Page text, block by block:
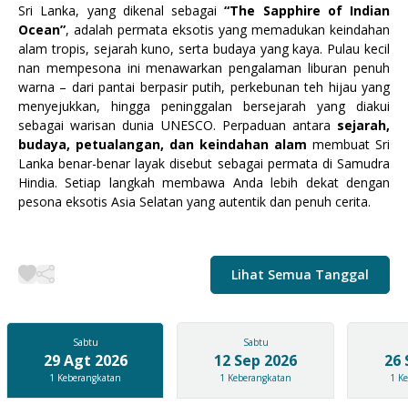
Sri Lanka, yang dikenal sebagai“The Sapphire of Indian
Ocean”, adalah permata eksotis yang memadukan keindahan
alam tropis, sejarah kuno, serta budaya yang kaya. Pulau kecil
nan mempesona ini menawarkan pengalaman liburan penuh
warna – dari pantai berpasir putih, perkebunan teh hijau yang
menyejukkan, hingga peninggalan bersejarah yang diakui
sebagai warisan dunia UNESCO. Perpaduan antara sejarah,
budaya, petualangan, dan keindahan alam membuat Sri
Lanka benar-benar layak disebut sebagai permata di Samudra
Hindia. Setiap langkah membawa Anda lebih dekat dengan
pesona eksotis Asia Selatan yang autentik dan penuh cerita.
Lihat Semua Tanggal
Sabtu
29 Agt 2026
1 Keberangkatan
Sabtu
12 Sep 2026
1 Keberangkatan
26
1